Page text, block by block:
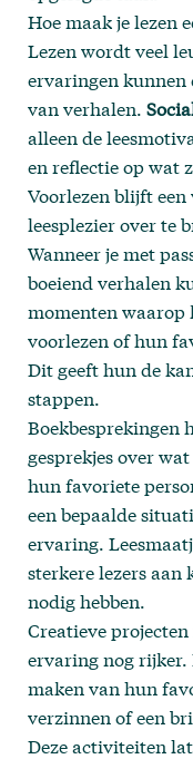
Hoe maak je lezen
Lezen wordt veel
ervaringen kunnen
van verhalen.
alleen de
en reflectie op wat
Voorlezen blijft
leesplezier over te
Wanneer je met
boeiend verhalen
momenten waarop
voorlezen of hun
Dit geeft hun de
stappen.
Boekbesprekingen
gesprekjes over
hun favoriete
een bepaalde
ervaring.
sterkere lezers
nodig hebben.
Creatieve
ervaring nog rijker.
maken van hun
verzinnen of een
Deze activiteiten